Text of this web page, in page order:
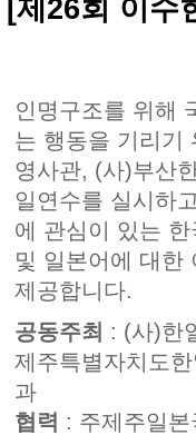
[제26회 이수
인명구조를 위해
는 행동을 기리기
영사관, (사)부산
일연수를 실시하
에 관심이 있는
및 일본어에 대한
제공합니다.
공동주최 : (사)한
제주특별자치도
과
협력 : 주제주일